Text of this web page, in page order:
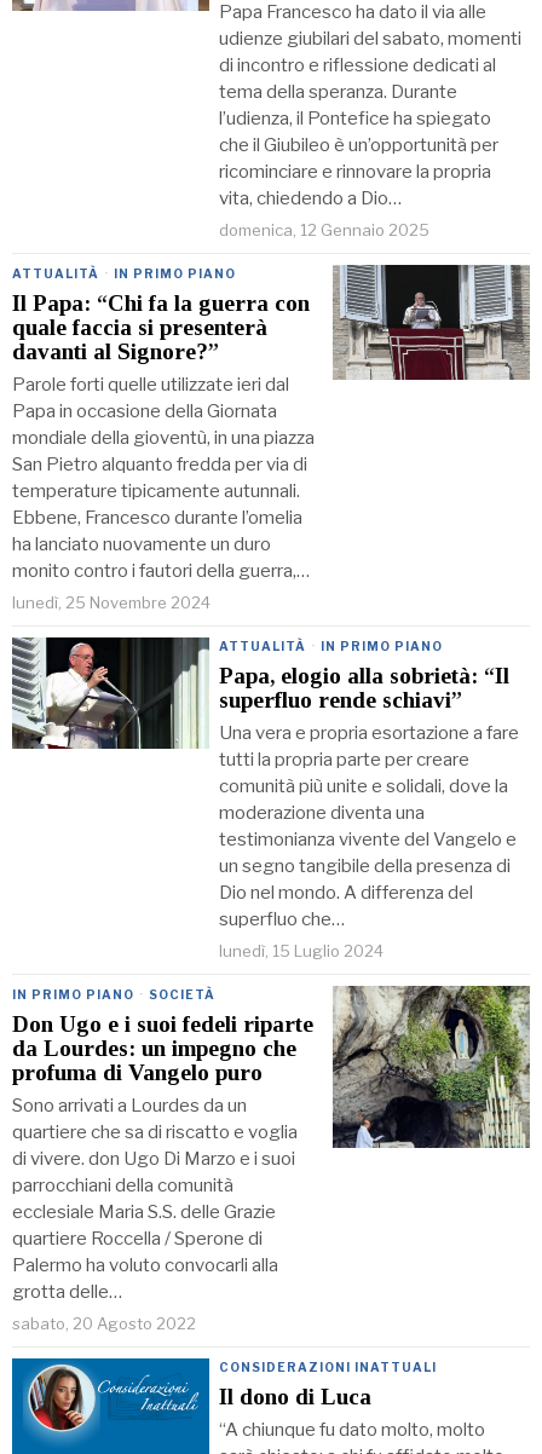
Papa Francesco ha dato il via alle
udienze giubilari del sabato, momenti
di incontro e riflessione dedicati al
tema della speranza. Durante
l’udienza, il Pontefice ha spiegato
che il Giubileo è un’opportunità per
ricominciare e rinnovare la propria
vita, chiedendo a Dio…
domenica, 12 Gennaio 2025
ATTUALITÀ · IN PRIMO PIANO
Il Papa: “Chi fa la guerra con
quale faccia si presenterà
davanti al Signore?”
Parole forti quelle utilizzate ieri dal
Papa in occasione della Giornata
mondiale della gioventù, in una piazza
San Pietro alquanto fredda per via di
temperature tipicamente autunnali.
Ebbene, Francesco durante l’omelia
ha lanciato nuovamente un duro
monito contro i fautori della guerra,…
lunedì, 25 Novembre 2024
ATTUALITÀ · IN PRIMO PIANO
Papa, elogio alla sobrietà: “Il
superfluo rende schiavi”
Una vera e propria esortazione a fare
tutti la propria parte per creare
comunità più unite e solidali, dove la
moderazione diventa una
testimonianza vivente del Vangelo e
un segno tangibile della presenza di
Dio nel mondo. A differenza del
superfluo che…
lunedì, 15 Luglio 2024
IN PRIMO PIANO · SOCIETÀ
Don Ugo e i suoi fedeli riparte
da Lourdes: un impegno che
profuma di Vangelo puro
Sono arrivati a Lourdes da un
quartiere che sa di riscatto e voglia
di vivere. don Ugo Di Marzo e i suoi
parrocchiani della comunità
ecclesiale Maria S.S. delle Grazie
quartiere Roccella / Sperone di
Palermo ha voluto convocarli alla
grotta delle…
sabato, 20 Agosto 2022
CONSIDERAZIONI INATTUALI
Il dono di Luca
“A chiunque fu dato molto, molto